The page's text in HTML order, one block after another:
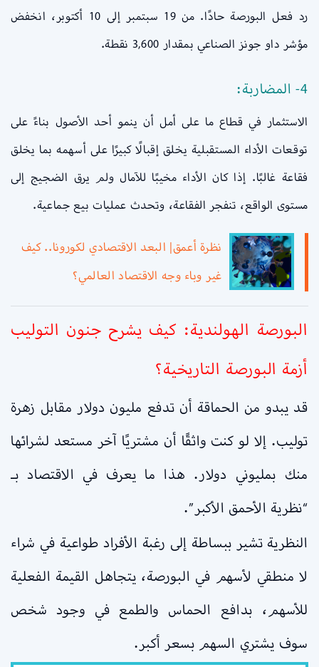
رد فعل البورصة حادًا. من 19 سبتمبر إلى 10 أكتوبر، انخفض
مؤشر داو جونز الصناعي بمقدار 3,600 نقطة.
4- المضاربة:
الاستثمار في قطاع ما على أمل أن ينمو أحد الأصول بناءً على
توقعات الأداء المستقبلية يخلق إقبالًا كبيرًا على أسهمه بما يخلق
فقاعة غالبًا. إذا كان الأداء مخيبًا للآمال ولم يرق الضجيج إلى
مستوى الواقع، تنفجر الفقاعة، وتحدث عمليات بيع جماعية.
نظرة أعمق| البعد الاقتصادي لكورونا.. كيف
غير وباء وجه الاقتصاد العالمي؟
البورصة الهولندية: كيف يشرح جنون التوليب
أزمة البورصة التاريخية؟
قد يبدو من الحماقة أن تدفع مليون دولار مقابل زهرة
توليب. إلا لو كنت واثقًا أن مشتريًا آخر مستعد لشرائها
منك بمليوني دولار. هذا ما يعرف في الاقتصاد بـ
“نظرية الأحمق الأكبر”.
النظرية تشير ببساطة إلى رغبة الأفراد طواعية في شراء
لا منطقي لأسهم في البورصة، يتجاهل القيمة الفعلية
للأسهم، بدافع الحماس والطمع في وجود شخص
سوف يشتري السهم بسعر أكبر.